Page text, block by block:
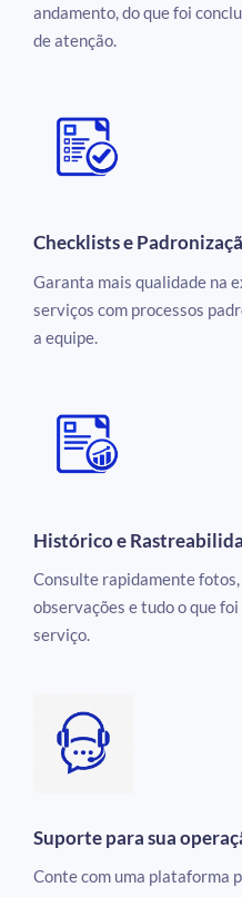
andamento, do que foi
de atenção.
Checklists e
Garanta mais qualidade na
serviços com processos
a equipe.
Histórico e
Consulte rapidamente fotos,
observações e tudo o que
serviço.
Suporte para sua
Conte com uma plataforma